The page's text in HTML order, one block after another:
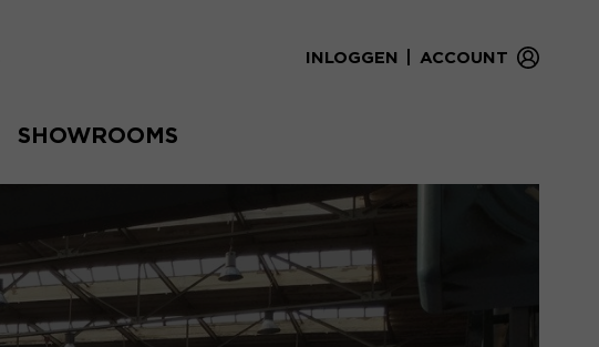
INLOGGEN ACCOUNT
SHOWROOMS